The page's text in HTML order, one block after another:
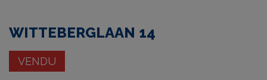
WITTEBERGLAAN 14
VENDU